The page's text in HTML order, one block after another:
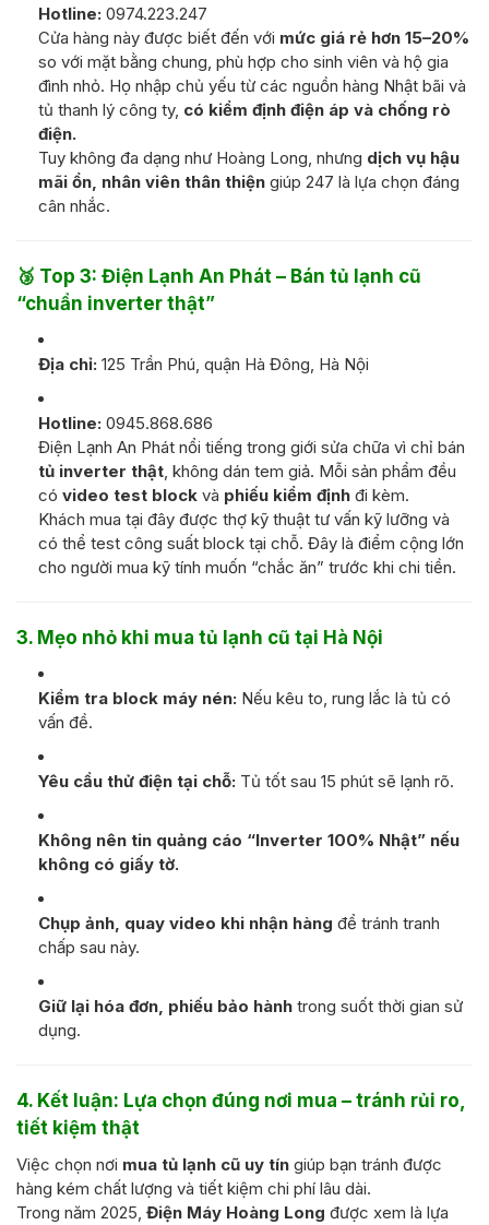
Hotline: 0974.223.247
Cửa hàng này được biết đến với mức giá rẻ hơn 15–20%
so với mặt bằng chung, phù hợp cho sinh viên và hộ gia
đình nhỏ. Họ nhập chủ yếu từ các nguồn hàng Nhật bãi và
tủ thanh lý công ty, có kiểm định điện áp và chống rò
điện.
Tuy không đa dạng như Hoàng Long, nhưng dịch vụ hậu
mãi ổn, nhân viên thân thiện giúp 247 là lựa chọn đáng
cân nhắc.
🥉 Top 3: Điện Lạnh An Phát – Bán tủ lạnh cũ
“chuẩn inverter thật”
Địa chỉ: 125 Trần Phú, quận Hà Đông, Hà Nội
Hotline: 0945.868.686
Điện Lạnh An Phát nổi tiếng trong giới sửa chữa vì chỉ bán
tủ inverter thật, không dán tem giả. Mỗi sản phẩm đều
có video test block và phiếu kiểm định đi kèm.
Khách mua tại đây được thợ kỹ thuật tư vấn kỹ lưỡng và
có thể test công suất block tại chỗ. Đây là điểm cộng lớn
cho người mua kỹ tính muốn “chắc ăn” trước khi chi tiền.
3. Mẹo nhỏ khi mua tủ lạnh cũ tại Hà Nội
Kiểm tra block máy nén: Nếu kêu to, rung lắc là tủ có
vấn đề.
Yêu cầu thử điện tại chỗ: Tủ tốt sau 15 phút sẽ lạnh rõ.
Không nên tin quảng cáo “Inverter 100% Nhật” nếu
không có giấy tờ.
Chụp ảnh, quay video khi nhận hàng để tránh tranh
chấp sau này.
Giữ lại hóa đơn, phiếu bảo hành trong suốt thời gian sử
dụng.
4. Kết luận: Lựa chọn đúng nơi mua – tránh rủi ro,
tiết kiệm thật
Việc chọn nơi mua tủ lạnh cũ uy tín giúp bạn tránh được
hàng kém chất lượng và tiết kiệm chi phí lâu dài.
Trong năm 2025, Điện Máy Hoàng Long được xem là lựa